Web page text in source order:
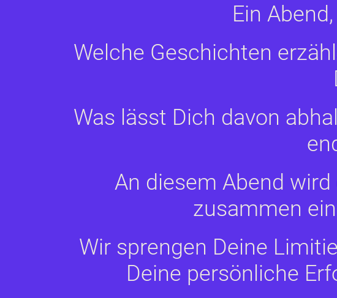
Ein
Welche Geschichten
Was lässt Dich davon
An diesem Abend
zusammen
Wir sprengen Deine
Deine persönliche